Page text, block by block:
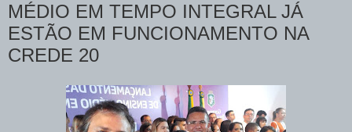
MÉDIO EM TEMPO INTEGRAL JÁ
ESTÃO EM FUNCIONAMENTO NA
CREDE 20